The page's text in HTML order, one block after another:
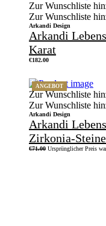
Zur Wunschliste
Zur Wunschliste
Arkandi Design
Arkandi
Karat
€182.00
ANGEBOT
Zur Wunschliste
Zur Wunschliste
Arkandi Design
Arkandi
Zirkonia-
€71.00 Ursprünglicher Preis